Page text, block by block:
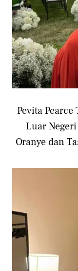
Pevita
Luar
Oranye dan